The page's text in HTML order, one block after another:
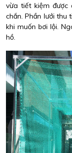
vừa tiết kiệm được
chắn. Phần lưới
khi muốn bơi lội.
hồ.